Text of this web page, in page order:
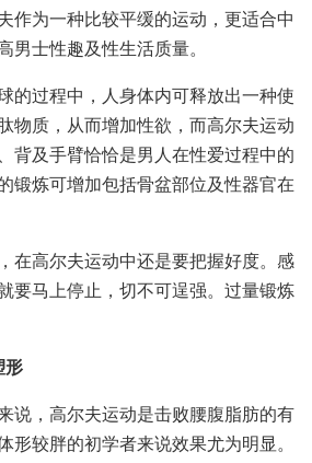
作为一种比较平缓的运动，更适合中
男士性趣及性生活质量。
的过程中，人身体内可释放出一种使
物质，从而增加性欲，而高尔夫运动
背及手臂恰恰是男人在性爱过程中的
锻炼可增加包括骨盆部位及性器官在
在高尔夫运动中还是要把握好度。感
要马上停止，切不可逞强。过量锻炼
形
说，高尔夫运动是击败腰腹脂肪的有
形较胖的初学者来说效果尤为明显。